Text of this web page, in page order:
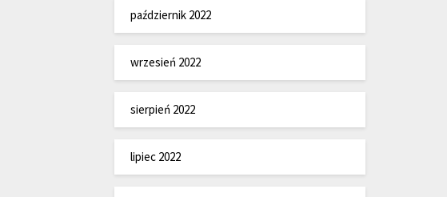
październik 2022
wrzesień 2022
sierpień 2022
lipiec 2022